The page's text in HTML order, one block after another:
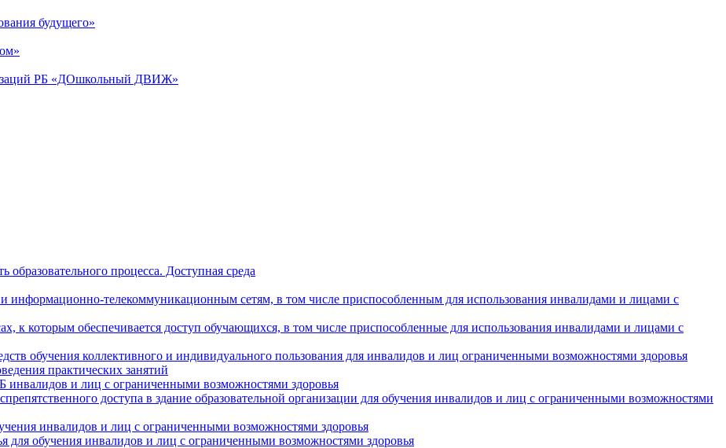
будущего»
РБ «ДОшкольный ДВИЖ»
процесса. Доступная среда
телекоммуникационным сетям, в том числе приспособленным для использования инвалидами и лицами с
к которым обеспечивается доступ обучающихся, в том числе приспособленные для использования инвалидами и лицами с
обучения коллективного и индивидуального пользования для инвалидов и лиц ограниченными возможностями здоровья
практических занятий
и лиц с ограниченными возможностями здоровья
доступа в здание образовательной организации для обучения инвалидов и лиц с ограниченными возможностями
инвалидов и лиц с ограниченными возможностями здоровья
для обучения инвалидов и лиц с ограниченными возможностями здоровья